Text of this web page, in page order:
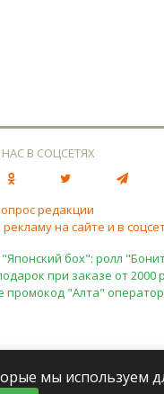
В СОЦСЕТЯХ
редакции
на сайте и в
бох": ролл
при заказе от 2000
промокод "Алта"
мы используем